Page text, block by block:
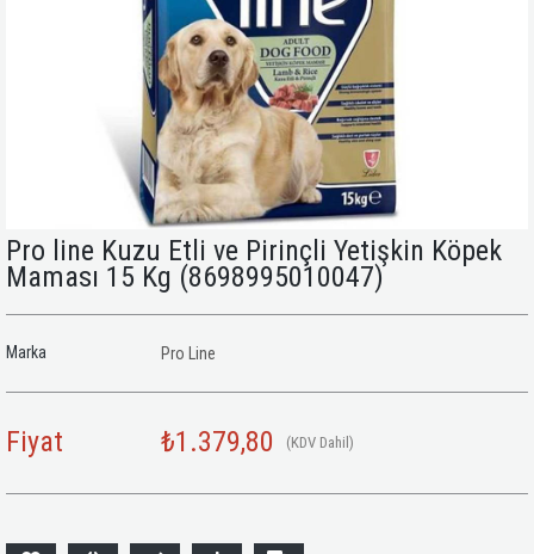
Pro line Kuzu Etli ve Pirinçli Yetişkin Köpek
Maması 15 Kg (8698995010047)
Marka Pro Line
Fiyat ₺1.379,80 (KDV Dahil)